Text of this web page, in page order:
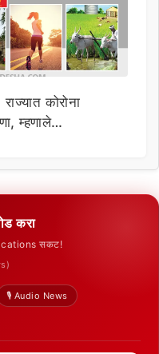
कोरोना
म्हणाले…
करा
सकट!
🎙️ Audio News